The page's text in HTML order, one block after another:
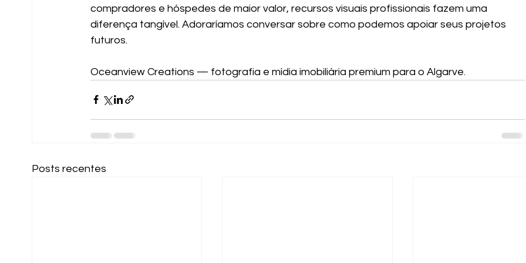
compradores e hóspedes de maior valor, recursos visuais profissionais fazem uma
diferença tangível. Adoraríamos conversar sobre como podemos apoiar seus projetos
futuros.
Oceanview Creations — fotografia e mídia imobiliária premium para o Algarve.
Posts recentes